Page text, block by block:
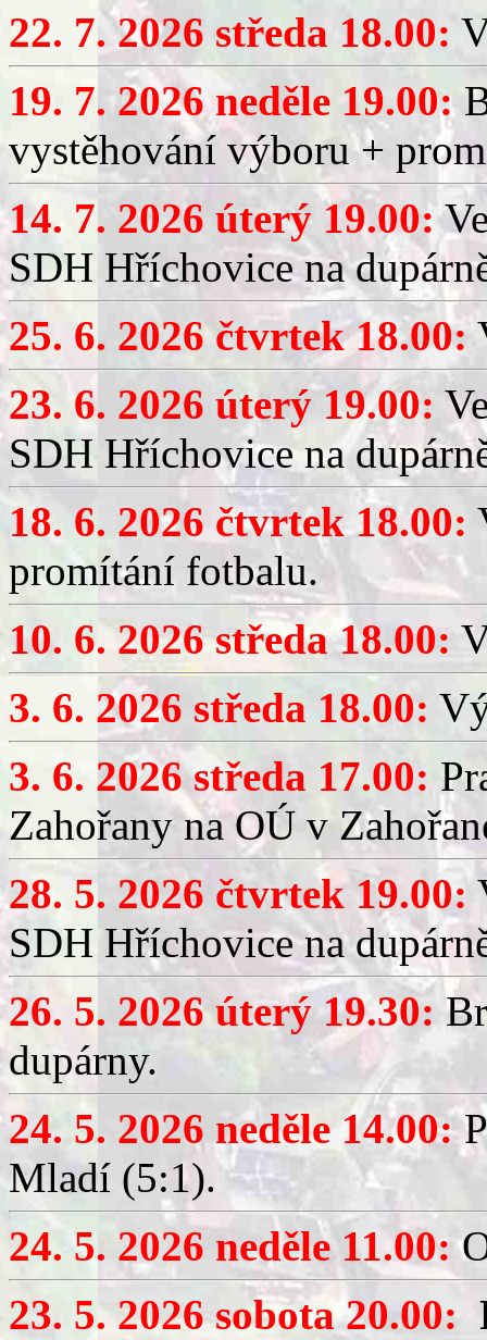
22. 7. 2026 středa 18.00:
19. 7. 2026 neděle 19.00:
vystěhování výboru +
14. 7. 2026 úterý 19.00:
SDH Hříchovice na
25. 6. 2026 čtvrtek 18.00:
23. 6. 2026 úterý 19.00:
SDH Hříchovice na
18. 6. 2026 čtvrtek 18.00:
promítání fotbalu.
10. 6. 2026 středa 18.00:
3. 6. 2026 středa 18.00:
3. 6. 2026 středa 17.00:
Zahořany na OÚ v
28. 5. 2026 čtvrtek 19.00:
SDH Hříchovice na
26. 5. 2026 úterý 19.30:
dupárny.
24. 5. 2026 neděle 14.00:
Mladí (5:1).
24. 5. 2026 neděle 11.00:
23. 5. 2026 sobota 20.00: